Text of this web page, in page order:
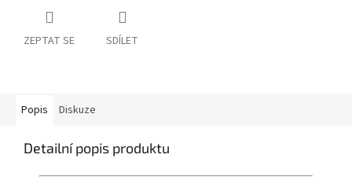
ZEPTAT SE SDÍLET
Popis Diskuze
Detailní popis produktu